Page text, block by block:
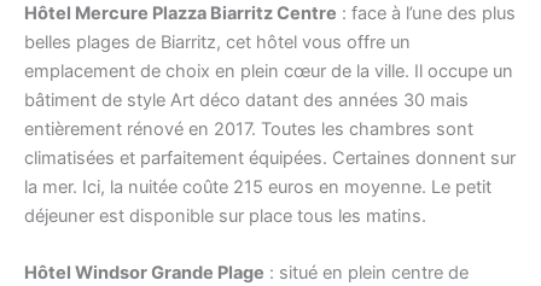
Hôtel Mercure Plazza Biarritz Centre : face à l’une des plus
belles plages de Biarritz, cet hôtel vous offre un
emplacement de choix en plein cœur de la ville. Il occupe un
bâtiment de style Art déco datant des années 30 mais
entièrement rénové en 2017. Toutes les chambres sont
climatisées et parfaitement équipées. Certaines donnent sur
la mer. Ici, la nuitée coûte 215 euros en moyenne. Le petit
déjeuner est disponible sur place tous les matins.
Hôtel Windsor Grande Plage : situé en plein centre de